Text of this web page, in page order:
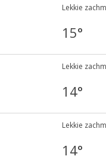
Lekkie
15°
Lekkie
14°
Lekkie
14°